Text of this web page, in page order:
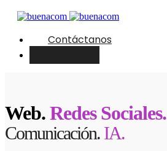
Contáctanos
Web.Redes Sociales.
Comunicación. IA.